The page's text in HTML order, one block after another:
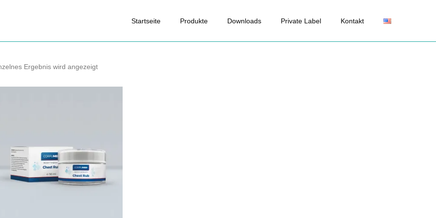
Startseite Produkte Downloads Private Label Kontakt
Ergebnis wird angezeigt